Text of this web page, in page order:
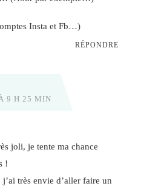
Insta et Fb…)
RÉPONDRE
9 H 25 MIN
joli, je tente ma chance
!
très envie d’aller faire un